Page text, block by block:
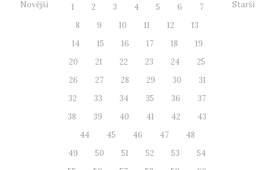
Novější 1 2 3 4 5 6
7
8
9 10 11 12
13
14
15 16 17 18
19
20
21 22 23 24
25
26
27 28 29 30
31
32
33 34 35 36
37
38
39 40 41 42
43
44
45 46 47
48
49
50 51 52 53
54
Starší